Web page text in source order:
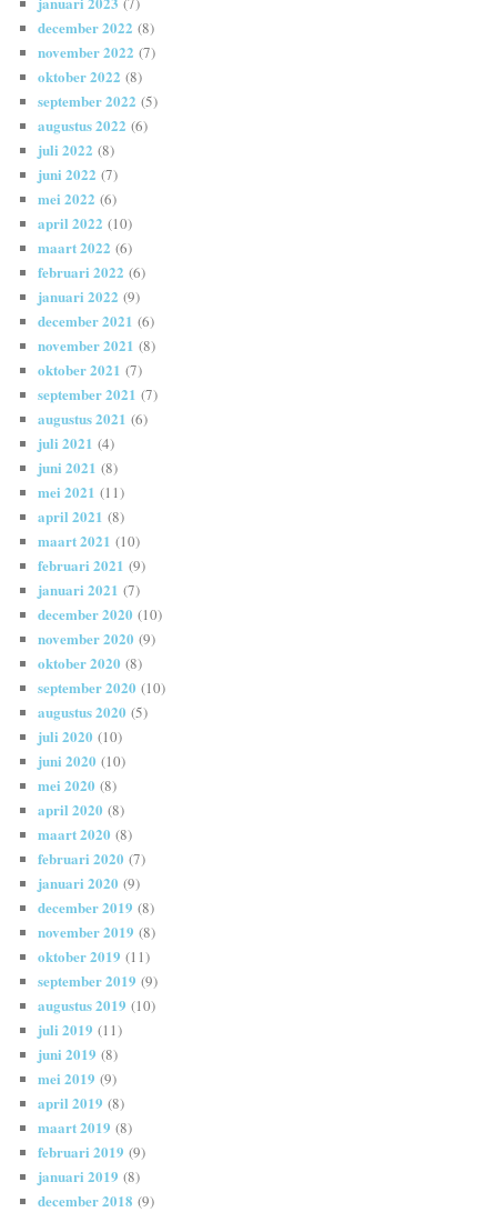
december 2022 (8)
november 2022 (7)
oktober 2022 (8)
september 2022 (5)
augustus 2022 (6)
juli 2022 (8)
juni 2022 (7)
mei 2022 (6)
april 2022 (10)
maart 2022 (6)
februari 2022 (6)
januari 2022 (9)
december 2021 (6)
november 2021 (8)
oktober 2021 (7)
september 2021 (7)
augustus 2021 (6)
juli 2021 (4)
juni 2021 (8)
mei 2021 (11)
april 2021 (8)
maart 2021 (10)
februari 2021 (9)
januari 2021 (7)
december 2020 (10)
november 2020 (9)
oktober 2020 (8)
september 2020 (10)
augustus 2020 (5)
juli 2020 (10)
juni 2020 (10)
mei 2020 (8)
april 2020 (8)
maart 2020 (8)
februari 2020 (7)
januari 2020 (9)
december 2019 (8)
november 2019 (8)
oktober 2019 (11)
september 2019 (9)
augustus 2019 (10)
juli 2019 (11)
juni 2019 (8)
mei 2019 (9)
april 2019 (8)
maart 2019 (8)
februari 2019 (9)
januari 2019 (8)
december 2018 (9)